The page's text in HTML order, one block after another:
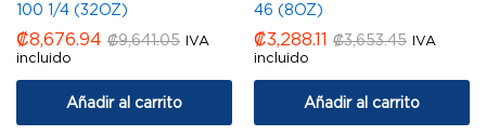
100 1/4 (32OZ)
₡8,676.94 ₡9,641.05 IVA
incluido
Añadir al carrito
46 (8OZ)
₡3,288.11 ₡3,653.45 IVA
incluido
Añadir al carrito